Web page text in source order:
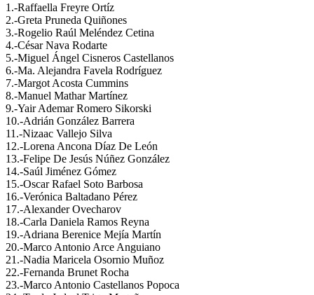
1.-Raffaella Freyre Ortíz
2.-Greta Pruneda Quiñones
3.-Rogelio Raúl Meléndez Cetina
4.-César Nava Rodarte
5.-Miguel Ángel Cisneros Castellanos
6.-Ma. Alejandra Favela Rodríguez
7.-Margot Acosta Cummins
8.-Manuel Mathar Martínez
9.-Yair Ademar Romero Sikorski
10.-Adrián González Barrera
11.-Nizaac Vallejo Silva
12.-Lorena Ancona Díaz De León
13.-Felipe De Jesús Núñez González
14.-Saúl Jiménez Gómez
15.-Oscar Rafael Soto Barbosa
16.-Verónica Baltadano Pérez
17.-Alexander Ovecharov
18.-Carla Daniela Ramos Reyna
19.-Adriana Berenice Mejía Martín
20.-Marco Antonio Arce Anguiano
21.-Nadia Maricela Osornio Muñoz
22.-Fernanda Brunet Rocha
23.-Marco Antonio Castellanos Popoca